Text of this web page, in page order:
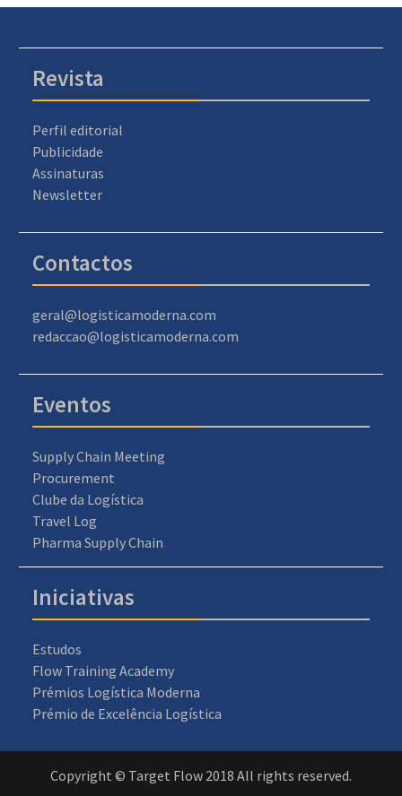
Revista
Perfil editorial
Publicidade
Assinaturas
Newsletter
Contactos
geral@logisticamoderna.com
redaccao@logisticamoderna.com
Eventos
Supply Chain Meeting
Procurement
Clube da Logística
Travel Log
Pharma Supply Chain
Iniciativas
Estudos
Flow Training Academy
Prémios Logística Moderna
Prémio de Excelência Logística
Copyright © Target Flow 2018 All rights reserved.